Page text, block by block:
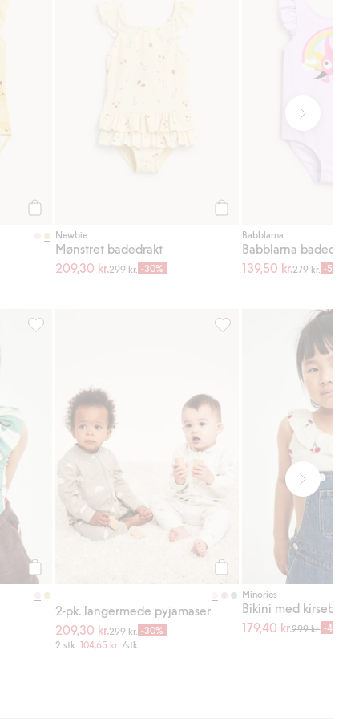
Newbie
Mønstret badedrakt
209,30 kr.299 kr. -30%
Babblarna
139,50 kr.279 kr. -50%
i favoriter
Legg til
Legg til
2-pk. langermede pyjamaser
209,30 kr.299 kr. -30%
2 stk. 104,65 kr. /stk
2-pk. langermede
Minories
Bikini med kirsebær
179,40 kr.299 kr. -40%